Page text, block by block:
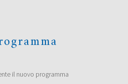
il nuovo programma